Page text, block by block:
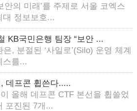
안의 미래’를 주제로 서울 코엑스
대 정보보호...
KB국민은행 팀장 “보안 ...
, 분절된 ‘사일로’(Silo) 운영 체계
스를...
데프콘 휩쓴다.....
올해 데프콘 CTF 본선을 휩쓸었
포진된 7개...